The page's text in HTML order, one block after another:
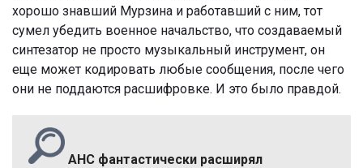
хорошо знавший Мурзина и работавший с ним, тот
сумел убедить военное начальство, что создаваемый
синтезатор не просто музыкальный инструмент, он
еще может кодировать любые сообщения, после чего
они не поддаются расшифровке. И это было правдой.
АНС фантастически расширял